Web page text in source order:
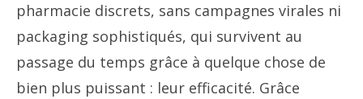
pharmacie discrets, sans campagnes virales ni
packaging sophistiqués, qui survivent au
passage du temps grâce à quelque chose de
bien plus puissant : leur efficacité. Grâce